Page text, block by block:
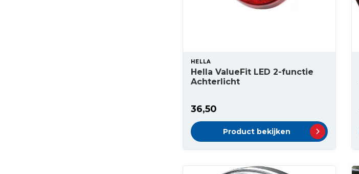
HELLA
Hella ValueFit LED 2-functie
Achterlicht
36,50
Product bekijken